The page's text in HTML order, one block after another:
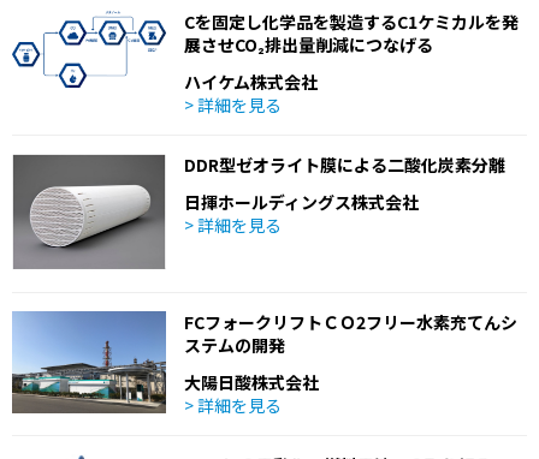
Cを固定し化学品を製造するC1ケミカルを発
展させCO₂排出量削減につなげる
ハイケム株式会社
> 詳細を見る
DDR型ゼオライト膜による二酸化炭素分離
日揮ホールディングス株式会社
> 詳細を見る
FCフォークリフトＣＯ2フリー水素充てんシ
ステムの開発
大陽日酸株式会社
> 詳細を見る